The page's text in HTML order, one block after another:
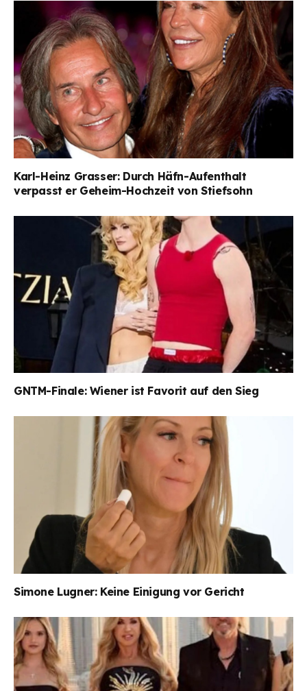
Karl-Heinz Grasser: Durch Häfn-Aufenthalt
verpasst er Geheim-Hochzeit von Stiefsohn
GNTM-Finale: Wiener ist Favorit auf den Sieg
Simone Lugner: Keine Einigung vor Gericht